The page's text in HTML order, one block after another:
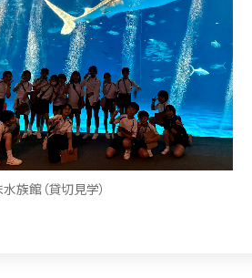
族館（貸切見学）